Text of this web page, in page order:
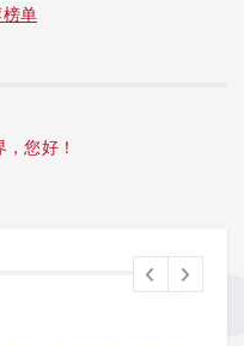
单
，您好！